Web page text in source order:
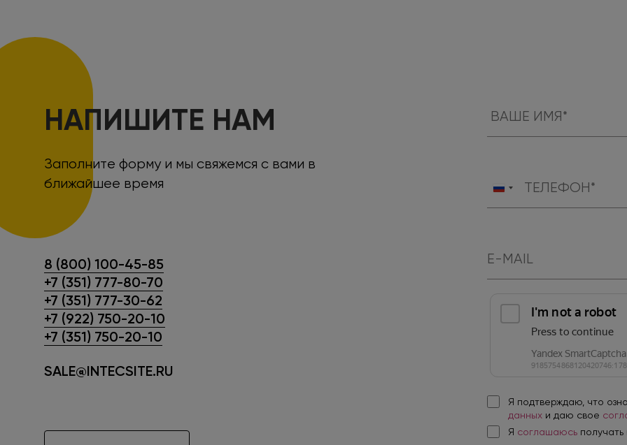
НАПИШИТЕ НАМ
Заполните форму и мы свяжемся с вами в
ближайшее время
8 (800) 100-45-85
+7 (351) 777-80-70
+7 (351) 777-30-62
+7 (922) 750-20-10
+7 (351) 750-20-10
SALE@INTECSITE.RU
Россия
Я подтверждаю, что
данных и даю свое
Я соглашаюсь